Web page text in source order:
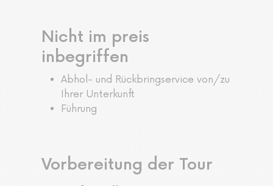
Nicht im preis
inbegriffen
Abhol- und Rückbringservice von/zu
Ihrer Unterkunft
Führung
Vorbereitung der Tour